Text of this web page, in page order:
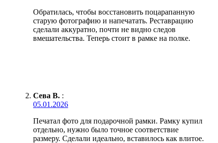
Обратилась, чтобы восстановить поцарапанную
старую фотографию и напечатать. Реставрацию
сделали аккуратно, почти не видно следов
вмешательства. Теперь стоит в рамке на полке.
Сева В. :
05.01.2026
Печатал фото для подарочной рамки. Рамку купил
отдельно, нужно было точное соответствие
размеру. Сделали идеально, вставилось как влитое.